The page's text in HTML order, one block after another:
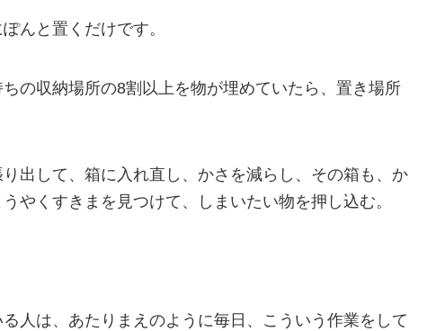
んと置くだけです。
の収納場所の8割以上を物が埋めていたら、置き場所
出して、箱に入れ直し、かさを減らし、その箱も、か
やくすきまを見つけて、しまいたい物を押し込む。
人は、あたりまえのように毎日、こういう作業をして